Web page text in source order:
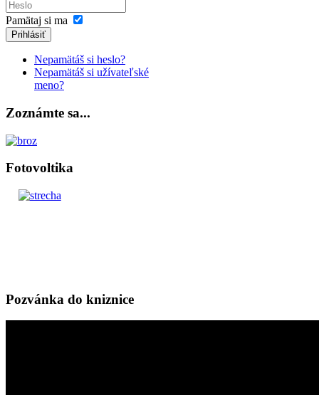
Pamätaj si ma
Prihlásiť
Nepamätáš si heslo?
Nepamätáš si užívateľské
meno?
Zoznámte sa...
Fotovoltika
Pozvánka do kniznice